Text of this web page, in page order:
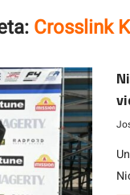
Crosslink